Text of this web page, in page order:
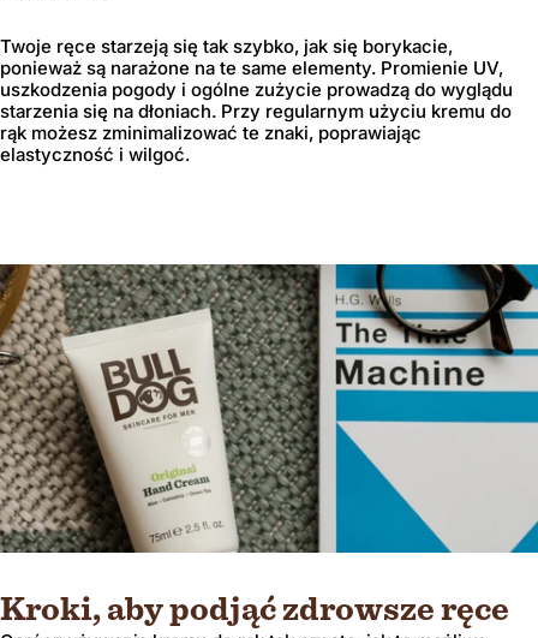
Twoje ręce starzeją się tak szybko, jak się borykacie,
ponieważ są narażone na te same elementy. Promienie UV,
uszkodzenia pogody i ogólne zużycie prowadzą do wyglądu
starzenia się na dłoniach. Przy regularnym użyciu kremu do
rąk możesz zminimalizować te znaki, poprawiając
elastyczność i wilgoć.
Kroki, aby podjąć zdrowsze ręce